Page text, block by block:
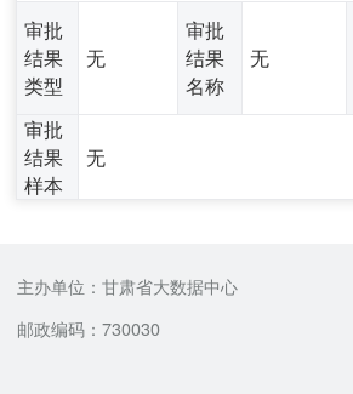
审批
结果
类型
无
审批
结果
名称
无
审批
结果
样本
无
主办单位：甘肃省大数据中心
邮政编码：730030